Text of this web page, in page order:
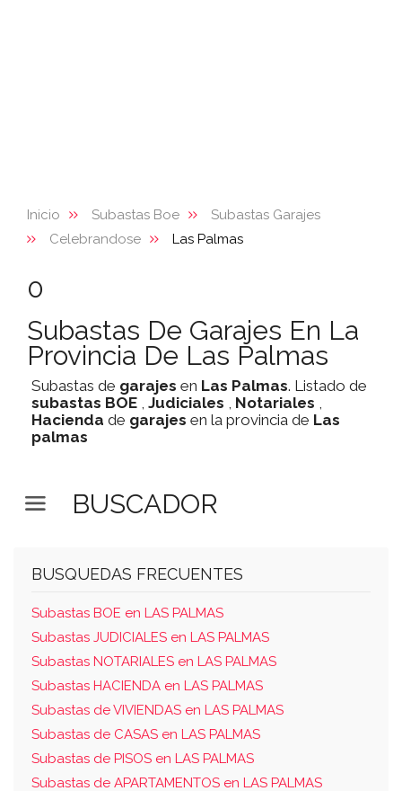
Inicio Subastas Boe
Subastas Garajes
Celebrandose
Las Palmas
0
Subastas De Garajes En La
Provincia De Las Palmas
Subastas de garajes en Las Palmas. Listado de
subastas BOE , Judiciales , Notariales ,
Hacienda de garajes en la provincia de Las
palmas
BUSCADOR
BUSQUEDAS FRECUENTES
Subastas BOE en LAS PALMAS
Subastas JUDICIALES en LAS PALMAS
Subastas NOTARIALES en LAS PALMAS
Subastas HACIENDA en LAS PALMAS
Subastas de VIVIENDAS en LAS PALMAS
Subastas de CASAS en LAS PALMAS
Subastas de PISOS en LAS PALMAS
Subastas de APARTAMENTOS en LAS PALMAS